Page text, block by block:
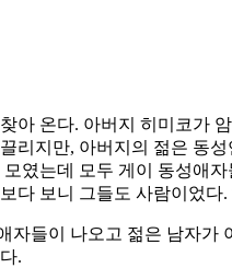
아 온다. 아버지 히미코가
리지만, 아버지의 젊은 동
였는데 모두 게이 동성애
다 보니 그들도 사람이었
자들이 나오고 젊은 남자가
.